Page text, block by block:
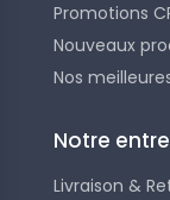
Promotions
Nouveaux
Nos
Notre
Livraison &